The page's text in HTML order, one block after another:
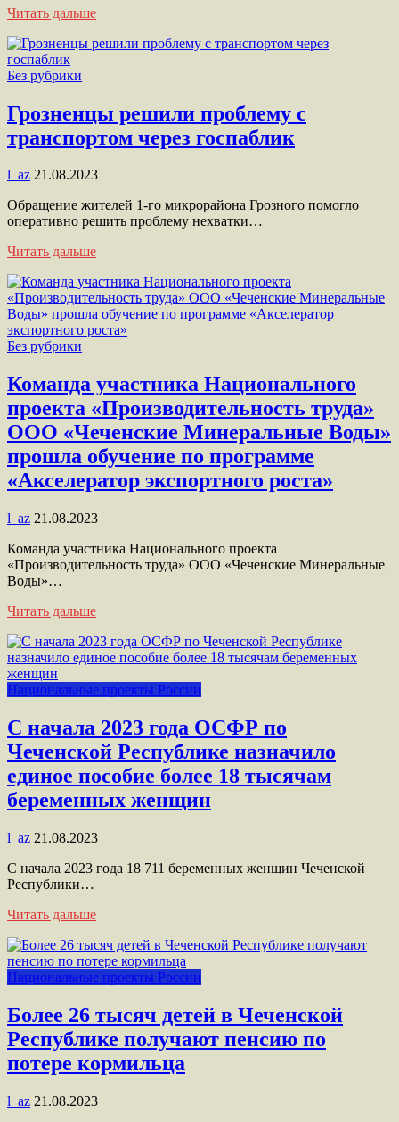
Читать дальше
Без рубрики
Грозненцы решили проблему с
транспортом через госпаблик
l_az 21.08.2023
Обращение жителей 1-го микрорайона Грозного помогло
оперативно решить проблему нехватки…
Читать дальше
Без рубрики
Команда участника Национального
проекта «Производительность труда»
ООО «Чеченские Минеральные Воды»
прошла обучение по программе
«Акселератор экспортного роста»
l_az 21.08.2023
Команда участника Национального проекта
«Производительность труда» ООО «Чеченские Минеральные
Воды»…
Читать дальше
Национальные проекты России
С начала 2023 года ОСФР по
Чеченской Республике назначило
единое пособие более 18 тысячам
беременных женщин
l_az 21.08.2023
С начала 2023 года 18 711 беременных женщин Чеченской
Республики…
Читать дальше
Национальные проекты России
Более 26 тысяч детей в Чеченской
Республике получают пенсию по
потере кормильца
l_az 21.08.2023